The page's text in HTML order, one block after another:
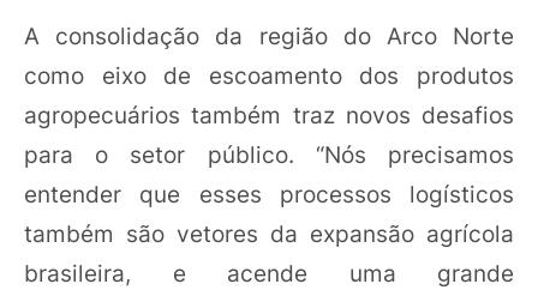
A consolidação da região do Arco Norte
como eixo de escoamento dos produtos
agropecuários também traz novos desafios
para o setor público. “Nós precisamos
entender que esses processos logísticos
também são vetores da expansão agrícola
brasileira, e acende uma grande